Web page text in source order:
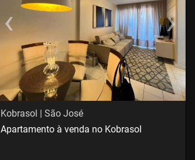
‹Previous ›Next
Kobrasol | São José
Apartamento à venda no Kobrasol